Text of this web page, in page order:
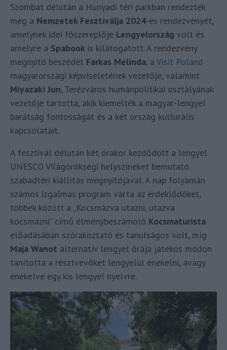
Szombat délután a Hunyadi téri parkban rendezték
meg a Nemzetek Fesztiválja 2024-es rendezvényét,
amelynek idei főszereplője Lengyelország volt és
amelyre a Spabook is kilátogatott. A rendezvény
megnyitó beszédét Farkas Melinda, a Visit Poland
magyarországi képviseletének vezetője, valamint
Miyazaki Jun, Terézváros humánpolitikai osztályának
vezetője tartotta, akik kiemelték a magyar-lengyel
barátság fontosságát és a két ország kulturális
kapcsolatait.
A fesztivál délután két órakor kezdődött a lengyel
UNESCO Világörökségi helyszíneket bemutató
szabadtéri kiállítás megnyitójával. A nap folyamán
számos izgalmas program várta az érdeklődőket,
többek között a „Kocsmázva utazni, utazva
kocsmázni” című élménybeszámoló Kocsmaturista
előadásában szórakoztató és tanulságos volt, míg
Maja Wanot alternatív lengyel órája játékos módon
tanította a résztvevőket lengyelül énekelni, avagy
énekelve egy kis lengyel nyelvre.